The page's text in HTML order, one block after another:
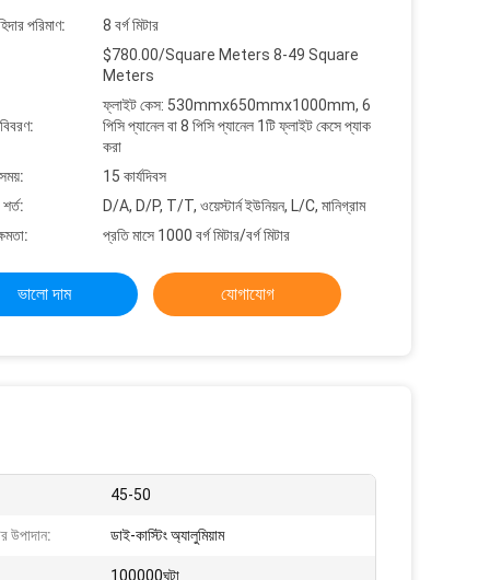
পরিমাণ:
8 বর্গ মিটার
$780.00/Square Meters 8-49 Square
Meters
ফ্লাইট কেস: 530mmx650mmx1000mm, 6
পিসি প্যানেল বা 8 পিসি প্যানেল 1টি ফ্লাইট কেসে প্যাক
করা
15 কার্যদিবস
D/A, D/P, T/T, ওয়েস্টার্ন ইউনিয়ন, L/C, মানিগ্রাম
প্রতি মাসে 1000 বর্গ মিটার/বর্গ মিটার
ভালো দাম যোগাযোগ
45-50
উপাদান: ডাই-কাস্টিং অ্যালুমিয়াম
100000ঘন্টা